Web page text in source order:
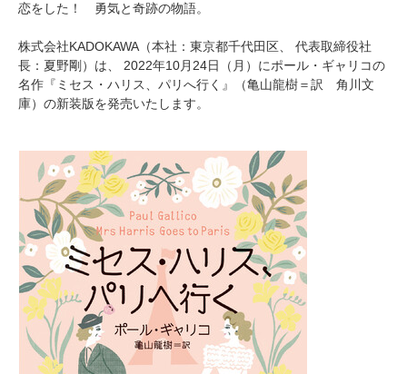
恋をした！ 勇気と奇跡の物語。
株式会社KADOKAWA（本社：東京都千代田区、 代表取締役社
長：夏野剛）は、 2022年10月24日（月）にポール・ギャリコの
名作『ミセス・ハリス、パリへ行く』（亀山龍樹＝訳 角川文
庫）の新装版を発売いたします。